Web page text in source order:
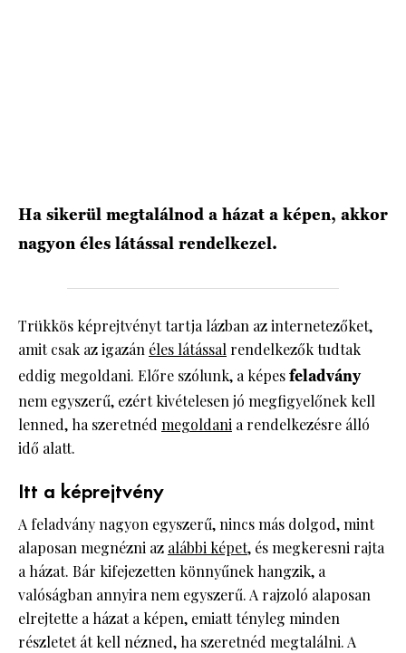
Ha sikerül megtalálnod a házat a képen, akkor
nagyon éles látással rendelkezel.
Trükkös képrejtvényt tartja lázban az internetezőket,
amit csak az igazán éles látással rendelkezők tudtak
eddig megoldani. Előre szólunk, a képesfeladvány
nem egyszerű, ezért kivételesen jó megfigyelőnek kell
lenned, ha szeretnéd megoldani a rendelkezésre álló
idő alatt.
Itt a képrejtvény
A feladvány nagyon egyszerű, nincs más dolgod, mint
alaposan megnézni az alábbi képet, és megkeresni rajta
a házat. Bár kifejezetten könnyűnek hangzik, a
valóságban annyira nem egyszerű. A rajzoló alaposan
elrejtette a házat a képen, emiatt tényleg minden
részletet át kell nézned, ha szeretnéd megtalálni. A